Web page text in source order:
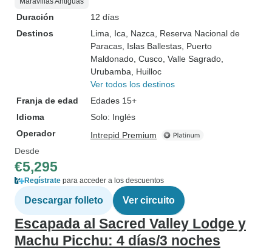
Duración
12 días
Destinos
Lima , Ica , Nazca , Reserva Nacional de
Paracas , Islas Ballestas , Puerto
Maldonado , Cusco , Valle Sagrado
Urubamba , Huilloc
Ver todos los destinos
Franja de edad
Edades 15+
Idioma
Solo: Inglés
Operador
Intrepid Premium
Desde
€5,295
Regístrate para acceder a los descuentos
Descargar folleto Ver circuito
Escapada al Sacred Valley Lodge y
Machu Picchu: 4 días/3 noches